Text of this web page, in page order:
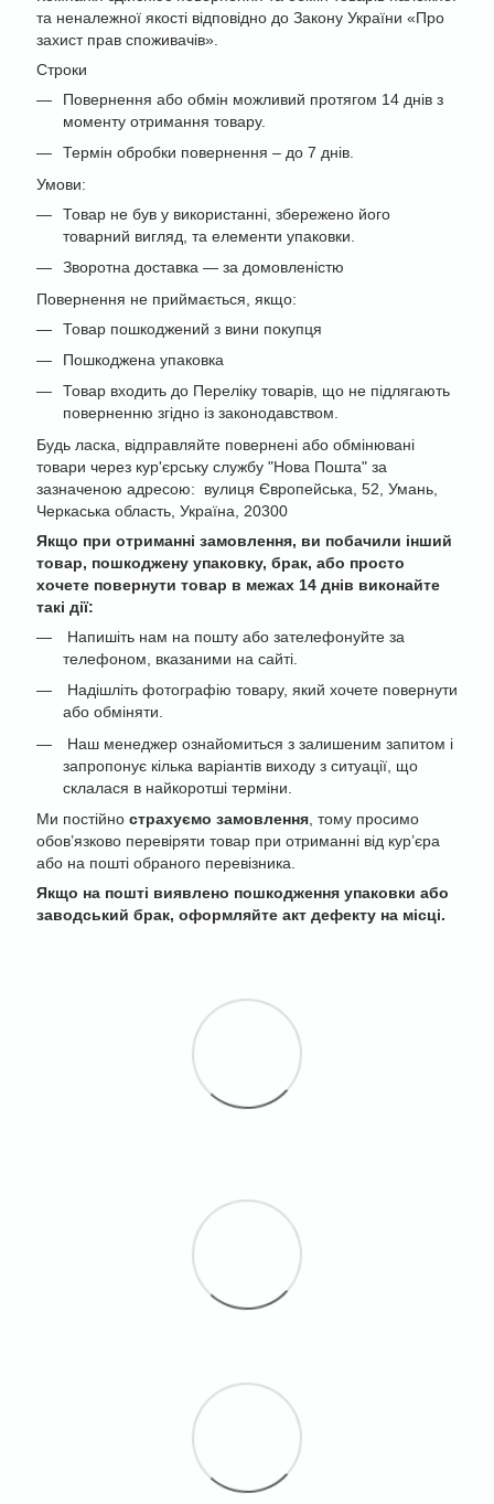
та неналежної якості відповідно до Закону України «Про
захист прав споживачів».
Строки
Повернення або обмін можливий протягом 14 днів з
моменту отримання товару.
Термін обробки повернення – до 7 днів.
Умови:
Товар не був у використанні, збережено його
товарний вигляд, та елементи упаковки.
Зворотна доставка — за домовленістю
Повернення не приймається, якщо:
Товар пошкоджений з вини покупця
Пошкоджена упаковка
Товар входить до Переліку товарів, що не підлягають
поверненню згідно із законодавством.
Будь ласка, відправляйте повернені або обмінювані
товари через кур'єрську службу "Нова Пошта" за
зазначеною адресою: вулиця Європейська, 52, Умань,
Черкаська область, Україна, 20300
Якщо при отриманні замовлення, ви побачили інший
товар, пошкоджену упаковку, брак, або просто
хочете повернути товар в межах 14 днів виконайте
такі дії:
Напишіть нам на пошту або зателефонуйте за
телефоном, вказаними на сайті.
Надішліть фотографію товару, який хочете повернути
або обміняти.
Наш менеджер ознайомиться з залишеним запитом і
запропонує кілька варіантів виходу з ситуації, що
склалася в найкоротші терміни.
Ми постійно страхуємо замовлення , тому просимо
обов’язково перевіряти товар при отриманні від кур’єра
або на пошті обраного перевізника.
Якщо на пошті виявлено пошкодження упаковки або
заводський брак, оформляйте акт дефекту на місці.